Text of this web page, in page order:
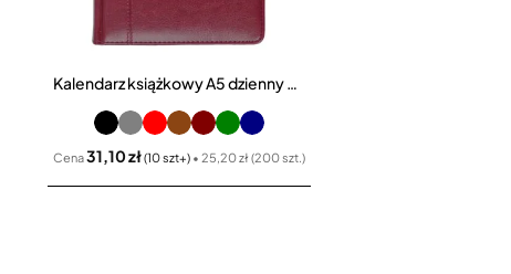
Kalendarz książkowy A5 dzienny 416 stron Nevro
Cena31,10 zł(10 szt+) • 25,20 zł (200 szt.)